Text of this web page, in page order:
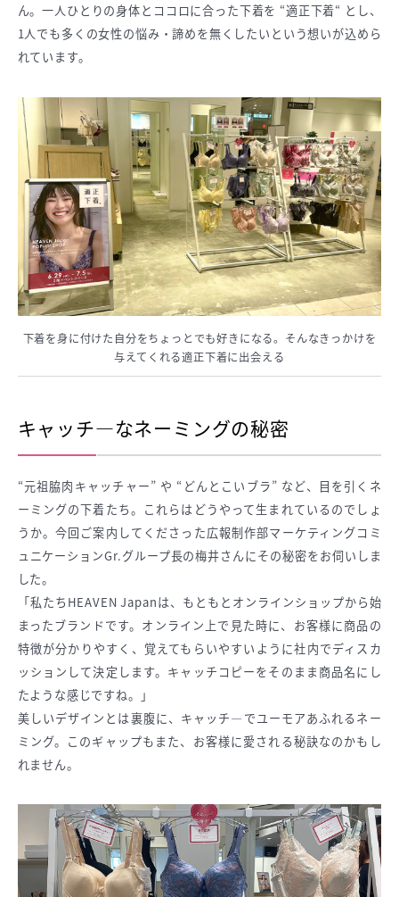
ん。一人ひとりの身体とココロに合った下着を “適正下着“ とし、
1人でも多くの女性の悩み・諦めを無くしたいという想いが込めら
れています。
下着を身に付けた自分をちょっとでも好きになる。そんなきっかけを
与えてくれる適正下着に出会える
キャッチ―なネーミングの秘密
“元祖脇肉キャッチャー” や “どんとこいブラ” など、目を引くネ
ーミングの下着たち。これらはどうやって生まれているのでしょ
うか。今回ご案内してくださった広報制作部マーケティングコミ
ュニケーションGr.グループ長の梅井さんにその秘密をお伺いしま
した。
「私たちHEAVEN Japanは、もともとオンラインショップから始
まったブランドです。オンライン上で見た時に、お客様に商品の
特徴が分かりやすく、覚えてもらいやすいように社内でディスカ
ッションして決定します。キャッチコピーをそのまま商品名にし
たような感じですね。」
美しいデザインとは裏腹に、キャッチ―でユーモアあふれるネー
ミング。このギャップもまた、お客様に愛される秘訣なのかもし
れません。